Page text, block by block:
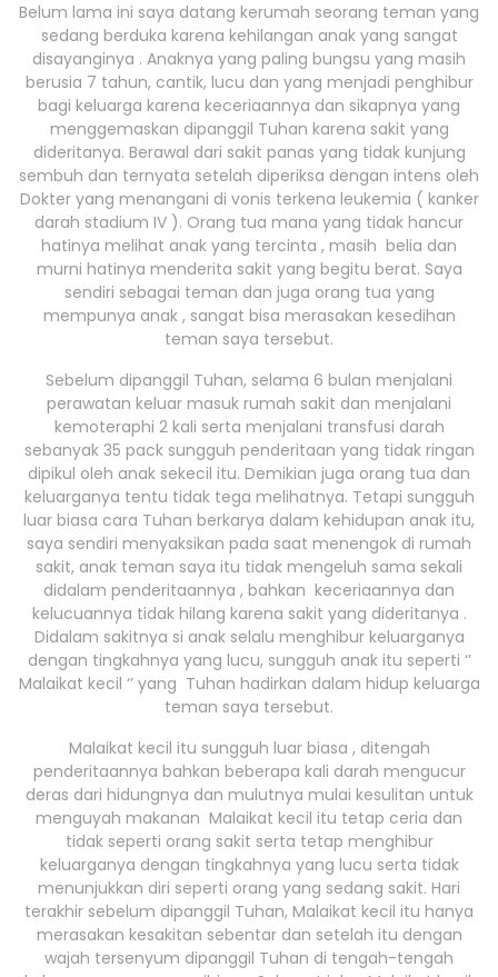
Belum lama ini saya datang kerumah seorang teman yang
sedang berduka karena kehilangan anak yang sangat
disayanginya . Anaknya yang paling bungsu yang masih
berusia 7 tahun, cantik, lucu dan yang menjadi penghibur
bagi keluarga karena keceriaannya dan sikapnya yang
menggemaskan dipanggil Tuhan karena sakit yang
dideritanya. Berawal dari sakit panas yang tidak kunjung
sembuh dan ternyata setelah diperiksa dengan intens oleh
Dokter yang menangani di vonis terkena leukemia ( kanker
darah stadium IV ). Orang tua mana yang tidak hancur
hatinya melihat anak yang tercinta , masih belia dan
murni hatinya menderita sakit yang begitu berat. Saya
sendiri sebagai teman dan juga orang tua yang
mempunya anak , sangat bisa merasakan kesedihan
teman saya tersebut.
Sebelum dipanggil Tuhan, selama 6 bulan menjalani
perawatan keluar masuk rumah sakit dan menjalani
kemoteraphi 2 kali serta menjalani transfusi darah
sebanyak 35 pack sungguh penderitaan yang tidak ringan
dipikul oleh anak sekecil itu. Demikian juga orang tua dan
keluarganya tentu tidak tega melihatnya. Tetapi sungguh
luar biasa cara Tuhan berkarya dalam kehidupan anak itu,
saya sendiri menyaksikan pada saat menengok di rumah
sakit, anak teman saya itu tidak mengeluh sama sekali
didalam penderitaannya , bahkan keceriaannya dan
kelucuannya tidak hilang karena sakit yang dideritanya .
Didalam sakitnya si anak selalu menghibur keluarganya
dengan tingkahnya yang lucu, sungguh anak itu seperti ‘’
Malaikat kecil ‘’ yang Tuhan hadirkan dalam hidup keluarga
teman saya tersebut.
Malaikat kecil itu sungguh luar biasa , ditengah
penderitaannya bahkan beberapa kali darah mengucur
deras dari hidungnya dan mulutnya mulai kesulitan untuk
menguyah makanan Malaikat kecil itu tetap ceria dan
tidak seperti orang sakit serta tetap menghibur
keluarganya dengan tingkahnya yang lucu serta tidak
menunjukkan diri seperti orang yang sedang sakit. Hari
terakhir sebelum dipanggil Tuhan, Malaikat kecil itu hanya
merasakan kesakitan sebentar dan setelah itu dengan
wajah tersenyum dipanggil Tuhan di tengah-tengah